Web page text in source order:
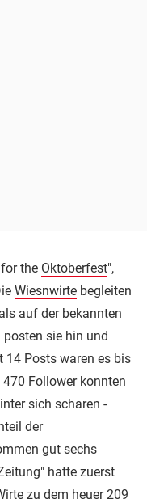
the Oktoberfest",
Wiesnwirte begleiten
auf der bekannten
sie hin und
14 Posts waren es bis
Follower konnten
sich scharen -
der
gut sechs
hatte zuerst
zu dem heuer 209